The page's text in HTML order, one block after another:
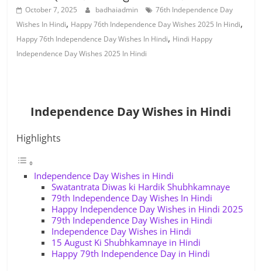
October 7, 2025 badhaiadmin
76th Independence Day
Wishes In Hindi, Happy 76th Independence Day Wishes 2025 In Hindi,
Happy 76th Independence Day Wishes In Hindi, Hindi Happy
Independence Day Wishes 2025 In Hindi
Independence Day Wishes in Hindi
Highlights
Independence Day Wishes in Hindi
Swatantrata Diwas ki Hardik Shubhkamnaye
79th Independence Day Wishes In Hindi
Happy Independence Day Wishes in Hindi 2025
79th Independence Day Wishes in Hindi
Independence Day Wishes in Hindi
15 August Ki Shubhkamnaye in Hindi
Happy 79th Independence Day in Hindi